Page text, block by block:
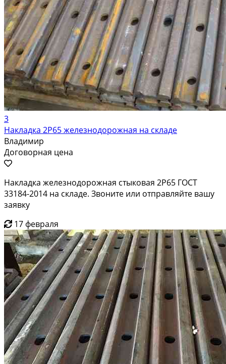
3
Накладка 2Р65 железнодорожная на складе
Владимир
Договорная цена
Накладка железнодорожная стыковая 2Р65 ГОСТ
33184-2014 на складе. Звоните или отправляйте вашу
заявку
17 февраля